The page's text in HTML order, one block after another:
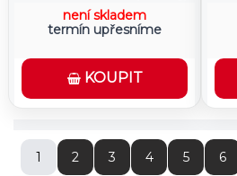
není skladem
termín upřesníme
KOUPIT
1 2 3 4 5 6